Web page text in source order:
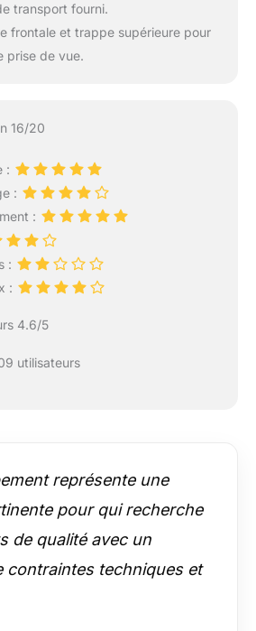
transport fourni.
frontale et trappe supérieure pour
prise de vue.
16/20
:
:
:
:
:
4.6/5
utilisateurs
représente une
pour qui recherche
de qualité avec un
contraintes techniques et